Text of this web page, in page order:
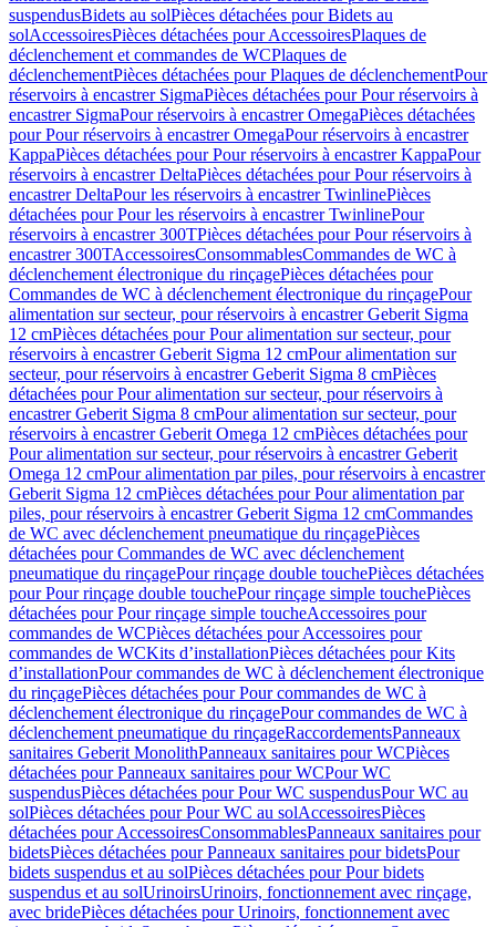
suspendusBidets au solPièces détachées pour Bidets au
solAccessoiresPièces détachées pour AccessoiresPlaques de
déclenchement et commandes de WCPlaques de
déclenchementPièces détachées pour Plaques de déclenchementPour
réservoirs à encastrer SigmaPièces détachées pour Pour réservoirs à
encastrer SigmaPour réservoirs à encastrer OmegaPièces détachées
pour Pour réservoirs à encastrer OmegaPour réservoirs à encastrer
KappaPièces détachées pour Pour réservoirs à encastrer KappaPour
réservoirs à encastrer DeltaPièces détachées pour Pour réservoirs à
encastrer DeltaPour les réservoirs à encastrer TwinlinePièces
détachées pour Pour les réservoirs à encastrer TwinlinePour
réservoirs à encastrer 300TPièces détachées pour Pour réservoirs à
encastrer 300TAccessoiresConsommablesCommandes de WC à
déclenchement électronique du rinçagePièces détachées pour
Commandes de WC à déclenchement électronique du rinçagePour
alimentation sur secteur, pour réservoirs à encastrer Geberit Sigma
12 cmPièces détachées pour Pour alimentation sur secteur, pour
réservoirs à encastrer Geberit Sigma 12 cmPour alimentation sur
secteur, pour réservoirs à encastrer Geberit Sigma 8 cmPièces
détachées pour Pour alimentation sur secteur, pour réservoirs à
encastrer Geberit Sigma 8 cmPour alimentation sur secteur, pour
réservoirs à encastrer Geberit Omega 12 cmPièces détachées pour
Pour alimentation sur secteur, pour réservoirs à encastrer Geberit
Omega 12 cmPour alimentation par piles, pour réservoirs à encastrer
Geberit Sigma 12 cmPièces détachées pour Pour alimentation par
piles, pour réservoirs à encastrer Geberit Sigma 12 cmCommandes
de WC avec déclenchement pneumatique du rinçagePièces
détachées pour Commandes de WC avec déclenchement
pneumatique du rinçagePour rinçage double touchePièces détachées
pour Pour rinçage double touchePour rinçage simple touchePièces
détachées pour Pour rinçage simple toucheAccessoires pour
commandes de WCPièces détachées pour Accessoires pour
commandes de WCKits d’installationPièces détachées pour Kits
d’installationPour commandes de WC à déclenchement électronique
du rinçagePièces détachées pour Pour commandes de WC à
déclenchement électronique du rinçagePour commandes de WC à
déclenchement pneumatique du rinçageRaccordementsPanneaux
sanitaires Geberit MonolithPanneaux sanitaires pour WCPièces
détachées pour Panneaux sanitaires pour WCPour WC
suspendusPièces détachées pour Pour WC suspendusPour WC au
solPièces détachées pour Pour WC au solAccessoiresPièces
détachées pour AccessoiresConsommablesPanneaux sanitaires pour
bidetsPièces détachées pour Panneaux sanitaires pour bidetsPour
bidets suspendus et au solPièces détachées pour Pour bidets
suspendus et au solUrinoirsUrinoirs, fonctionnement avec rinçage,
avec bridePièces détachées pour Urinoirs, fonctionnement avec